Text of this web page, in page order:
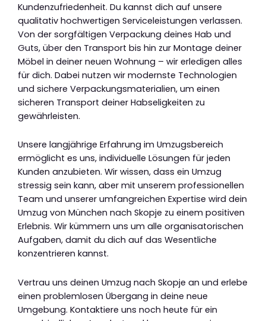
Kundenzufriedenheit. Du kannst dich auf unsere
qualitativ hochwertigen Serviceleistungen verlassen.
Von der sorgfältigen Verpackung deines Hab und
Guts, über den Transport bis hin zur Montage deiner
Möbel in deiner neuen Wohnung – wir erledigen alles
für dich. Dabei nutzen wir modernste Technologien
und sichere Verpackungsmaterialien, um einen
sicheren Transport deiner Habseligkeiten zu
gewährleisten.
Unsere langjährige Erfahrung im Umzugsbereich
ermöglicht es uns, individuelle Lösungen für jeden
Kunden anzubieten. Wir wissen, dass ein Umzug
stressig sein kann, aber mit unserem professionellen
Team und unserer umfangreichen Expertise wird dein
Umzug von München nach Skopje zu einem positiven
Erlebnis. Wir kümmern uns um alle organisatorischen
Aufgaben, damit du dich auf das Wesentliche
konzentrieren kannst.
Vertrau uns deinen Umzug nach Skopje an und erlebe
einen problemlosen Übergang in deine neue
Umgebung. Kontaktiere uns noch heute für ein